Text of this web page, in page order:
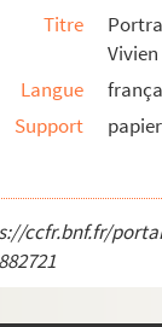
Titre
Vivien
Langue
Support
papier
ccfr.bnf.fr/